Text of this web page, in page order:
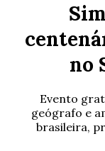
no
Evento
geógrafo e
brasileira,